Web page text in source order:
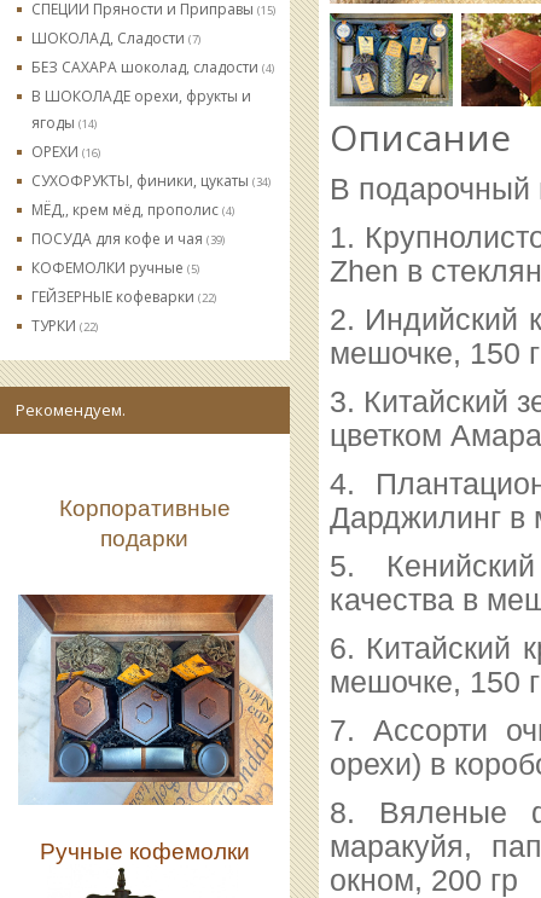
СПЕЦИИ Пряности и Приправы (15)
ШОКОЛАД, Сладости (7)
БЕЗ САХАРА шоколад, сладости (4)
В ШОКОЛАДЕ орехи, фрукты и
ягоды (14)
ОРЕХИ (16)
СУХОФРУКТЫ, финики, цукаты (34)
МЁД,, крем мёд, прополис (4)
ПОСУДА для кофе и чая (39)
КОФЕМОЛКИ ручные (5)
ГЕЙЗЕРНЫЕ кофеварки (22)
ТУРКИ (22)
Рекомендуем.
Корпоративные
подарки
Ручные кофемолки
Описание
В подарочный
1.
Zhen в
2. Индийский
мешочке, 150
3. Китайский
цветком
4.
Дарджилинг в
5.
качества в
6. Китайский
мешочке, 150
7. Ассорти
орехи) в
8. Вяленые
маракуйя,
окном, 200 гр